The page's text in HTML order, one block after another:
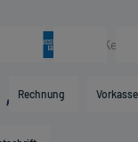
Rechnung Vorkasse